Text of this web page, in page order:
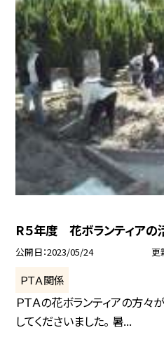
R５年度 花ボランティアの
公開日 2023/05/24 更
ＰＴＡ関係
ＰＴＡの花ボランティアの方々
してくださいました。 暑...